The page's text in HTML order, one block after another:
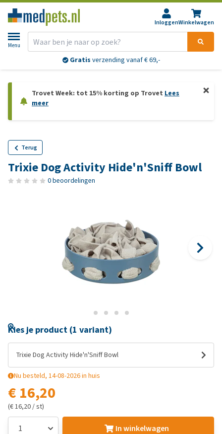
InloggenWinkelwagen
Menu
Gratis verzending vanaf € 69,-
Trovet Week: tot 15% korting op Trovet Lees
meer
Terug
Trixie Dog Activity Hide'n'Sniff Bowl
0 beoordelingen
Kies je product (1 variant)
Trixie Dog Activity Hide'n'Sniff Bowl
Nu besteld, 14-08-2026 in huis
€ 16,20
(€ 16,20 / st)
In winkelwagen